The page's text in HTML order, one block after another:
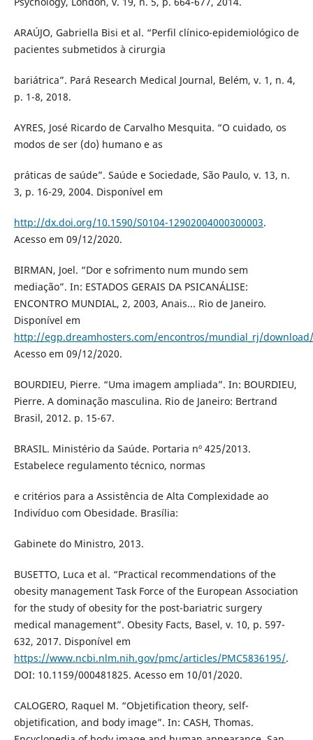
ARAÚJO, Gabriella Bisi et al. “Perfil clínico-epidemiológico de
pacientes submetidos à cirurgia
bariátrica”. Pará Research Medical Journal, Belém, v. 1, n. 4,
p. 1-8, 2018.
AYRES, José Ricardo de Carvalho Mesquita. “O cuidado, os
modos de ser (do) humano e as
práticas de saúde”. Saúde e Sociedade, São Paulo, v. 13, n.
3, p. 16-29, 2004. Disponível em
http://dx.doi.org/10.1590/S0104-12902004000300003.
Acesso em 09/12/2020.
BIRMAN, Joel. “Dor e sofrimento num mundo sem
mediação”. In: ESTADOS GERAIS DA PSICANÁLISE:
ENCONTRO MUNDIAL, 2, 2003, Anais... Rio de Janeiro.
Disponível em
http://egp.dreamhosters.com/encontros/mundial_rj/download/
Acesso em 09/12/2020.
BOURDIEU, Pierre. “Uma imagem ampliada”. In: BOURDIEU,
Pierre. A dominação masculina. Rio de Janeiro: Bertrand
Brasil, 2012. p. 15-67.
BRASIL. Ministério da Saúde. Portaria nº 425/2013.
Estabelece regulamento técnico, normas
e critérios para a Assistência de Alta Complexidade ao
Indivíduo com Obesidade. Brasília:
Gabinete do Ministro, 2013.
BUSETTO, Luca et al. “Practical recommendations of the
obesity management Task Force of the European Association
for the study of obesity for the post-bariatric surgery
medical management”. Obesity Facts, Basel, v. 10, p. 597-
632, 2017. Disponível em
https://www.ncbi.nlm.nih.gov/pmc/articles/PMC5836195/.
DOI: 10.1159/000481825. Acesso em 10/01/2020.
CALOGERO, Raquel M. “Objetification theory, self-
objetification, and body image”. In: CASH, Thomas.